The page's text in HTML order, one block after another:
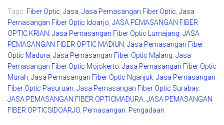
Tags: Fiber Optic Jasa Jasa Pemasangan Fiber Optic Jasa
Pemasangan Fiber Optic Idoarjo JASA PEMASANGAN FIBER
OPTIC KRIAN Jasa Pemasangan Fiber Optic Lumajang JASA
PEMASANGAN FIBER OPTIC MADIUN Jasa Pemasangan Fiber
Optic Madura Jasa Pemasangan Fiber Optic Malang Jasa
Pemasangan Fiber Optic Mojokerto Jasa Pemasangan Fiber Optic
Murah Jasa Pemasangan Fiber Optic Nganjuk Jasa Pemasangan
Fiber Optic Pasuruan Jasa Pemasangan Fiber Optic Surabay,
JASA PEMASANGAN FIBER OPTICMADURA JASA PEMASANGAN
FIBER OPTICSIDOARJO Pemasangan Pengadaan